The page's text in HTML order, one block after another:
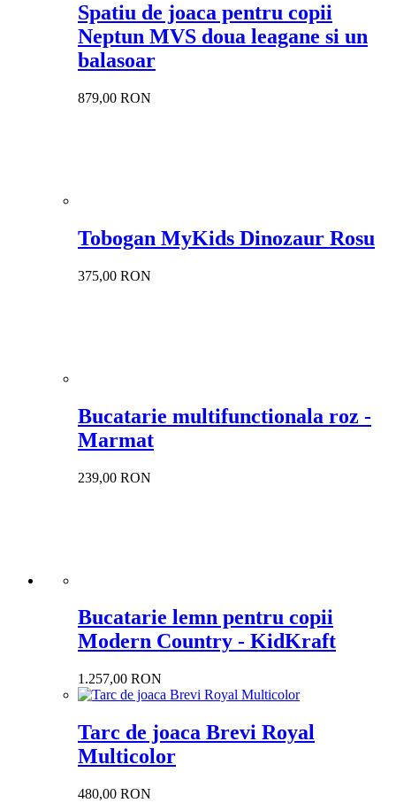
Spatiu de joaca pentru copii
Neptun MVS doua leagane si un
balasoar
879,00 RON
Tobogan MyKids Dinozaur Rosu
375,00 RON
Bucatarie multifunctionala roz -
Marmat
239,00 RON
Bucatarie lemn pentru copii
Modern Country - KidKraft
1.257,00 RON
Tarc de joaca Brevi Royal
Multicolor
480,00 RON